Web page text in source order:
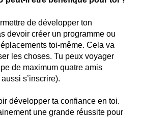
de développer ton
devoir créer un programme ou
toi-même. Cela va
les choses. Tu peux voyager
de maximum quatre amis
s’inscrire).
développer ta confiance en toi.
une grande réussite pour